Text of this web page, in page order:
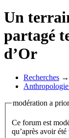
Un
partagé
d’Or
Recherches →
modération a
Ce forum est
qu’après avoir